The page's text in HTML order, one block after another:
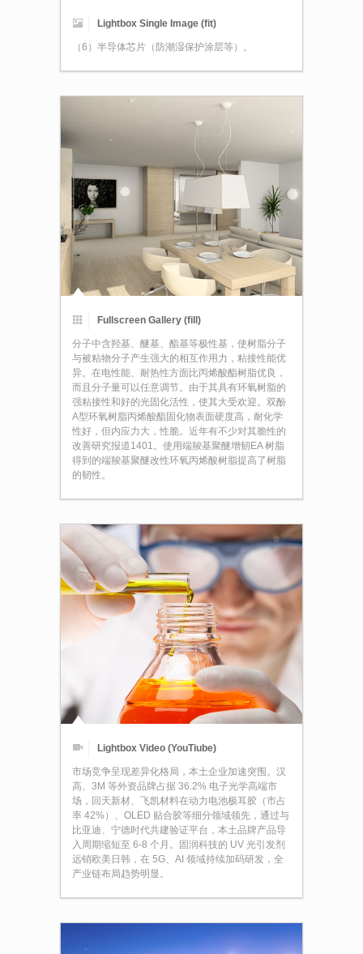
Lightbox Single Image (fit)
（6）半导体芯片（防潮湿保护涂层等）。
Fullscreen Gallery (fill)
分子中含羟基、醚基、酯基等极性基，使树脂分子
与被粘物分子产生强大的相互作用力，粘接性能优
异。在电性能、耐热性方面比丙烯酸酯树脂优良，
而且分子量可以任意调节。由于其具有环氧树脂的
强粘接性和好的光固化活性，使其大受欢迎。双酚
A型环氧树脂丙烯酸酯固化物表面硬度高，耐化学
性好，但内应力大，性脆。近年有不少对其脆性的
改善研究报道1401。使用端羧基聚醚增韧EA 树脂
得到的端羧基聚醚改性环氧丙烯酸树脂提高了树脂
的韧性。
Lightbox Video (YouTiube)
市场竞争呈现差异化格局，本土企业加速突围。汉
高、3M 等外资品牌占据 36.2% 电子光学高端市
场，回天新材、飞凯材料在动力电池极耳胶（市占
率 42%）、OLED 贴合胶等细分领域领先，通过与
比亚迪、宁德时代共建验证平台，本土品牌产品导
入周期缩短至 6-8 个月。固润科技的 UV 光引发剂
远销欧美日韩，在 5G、AI 领域持续加码研发，全
产业链布局趋势明显。